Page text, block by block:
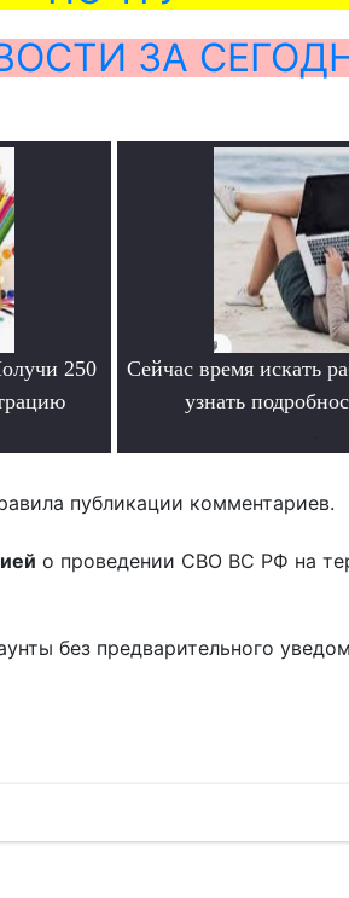
ЗА
250
Сейчас время искать
узнать
публикации комментариев.
о проведении СВО ВС РФ на
без предварительного